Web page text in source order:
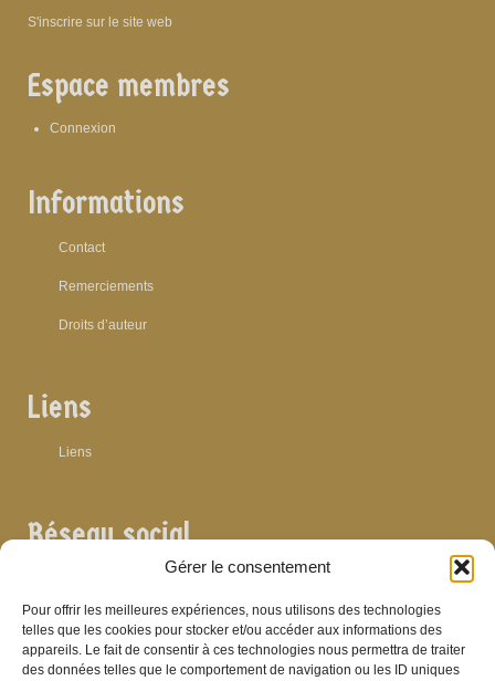
Gérer le consentement
Pour offrir les meilleures expériences, nous utilisons des technologies
telles que les cookies pour stocker et/ou accéder aux informations des
appareils. Le fait de consentir à ces technologies nous permettra de traiter
des données telles que le comportement de navigation ou les ID uniques
S'inscrire sur le site web
Espace membres
Connexion
Informations
Contact
Remerciements
Droits d’auteur
Liens
Liens
Réseau social
Archives